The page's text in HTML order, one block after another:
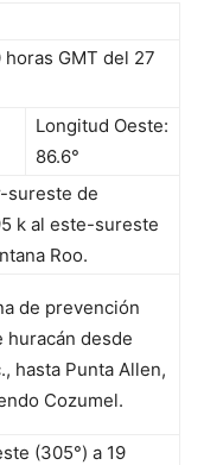
horas GMT del 27
Longitud Oeste:
86.6°
sureste de
k al este-sureste
Roo.
de prevención
huracán desde
hasta Punta Allen,
Cozumel.
(305°) a 19